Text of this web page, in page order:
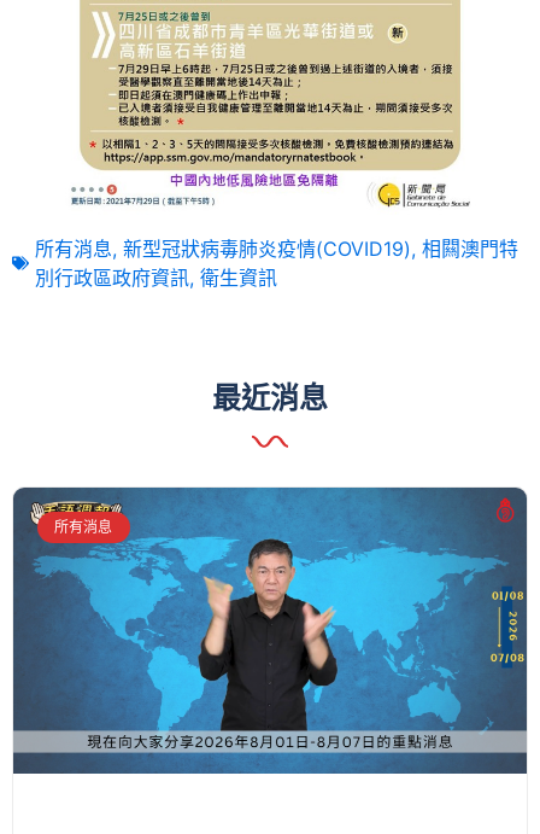
所有消息, 新型冠狀病毒肺炎疫情(COVID19), 相闗澳門特
別行政區政府資訊, 衛生資訊
最近消息
所有消息